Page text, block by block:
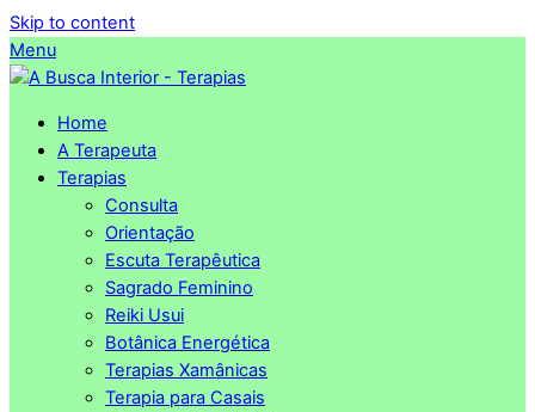
Skip to content
Menu
Home
A Terapeuta
Terapias
Consulta
Orientação
Escuta Terapêutica
Sagrado Feminino
Reiki Usui
Botânica Energética
Terapias Xamânicas
Terapia para Casais